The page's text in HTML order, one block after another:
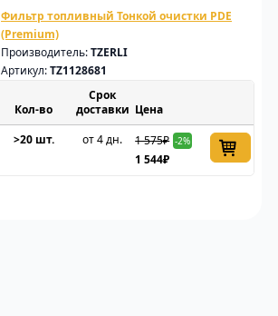
Фильтр топливный Тонкой очистки PDE
(Premium)
Производитель:TZERLI
Артикул:TZ1128681
Срок
доставки Цена
>20 шт. от 4 дн. 1 575₽ -2%
1 544₽